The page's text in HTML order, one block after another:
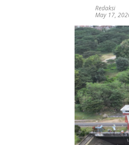
Redaksi
May 17,